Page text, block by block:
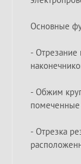
Основные
-
- Обжим
помеченные
- Отрезка